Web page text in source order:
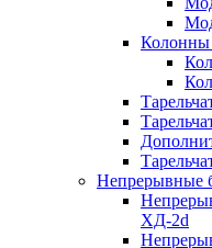
Колонны
Непрерывные
ХД-2d